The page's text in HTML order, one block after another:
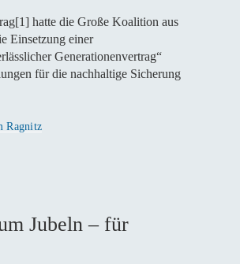
hatte die Große Koalition aus
Einsetzung einer
Generationenvertrag“
für die nachhaltige Sicherung
Ragnitz
Jubeln – für